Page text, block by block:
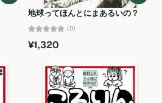
地球ってほんとにまあるいの？
(0)
¥1,320